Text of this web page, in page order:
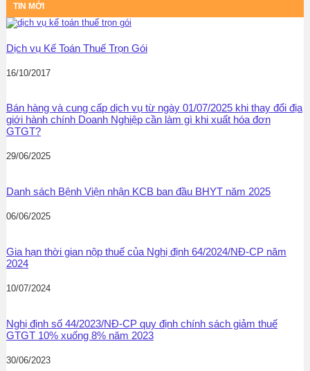
TIN MỚI
Dịch vụ Kế Toán Thuế Trọn Gói
16/10/2017
Bán hàng và cung cấp dịch vụ từ ngày 01/07/2025 khi thay đổi địa
giới hành chính Doanh Nghiệp cần làm gì khi xuất hóa đơn
GTGT?
29/06/2025
Danh sách Bệnh Viện nhận KCB ban đầu BHYT năm 2025
06/06/2025
Gia hạn thời gian nộp thuế của Nghị định 64/2024/NĐ-CP năm
2024
10/07/2024
Nghị định số 44/2023/NĐ-CP quy định chính sách giảm thuế
GTGT 10% xuống 8% năm 2023
30/06/2023